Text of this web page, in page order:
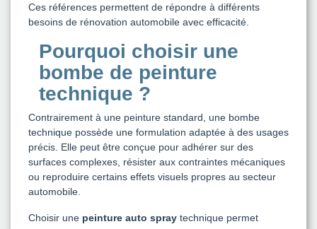
Ces références permettent de répondre à différents
besoins de rénovation automobile avec efficacité.
Pourquoi choisir une
bombe de peinture
technique ?
Contrairement à une peinture standard, une bombe
technique possède une formulation adaptée à des usages
précis. Elle peut être conçue pour adhérer sur des
surfaces complexes, résister aux contraintes mécaniques
ou reproduire certains effets visuels propres au secteur
automobile.
Choisir une peinture auto spray technique permet